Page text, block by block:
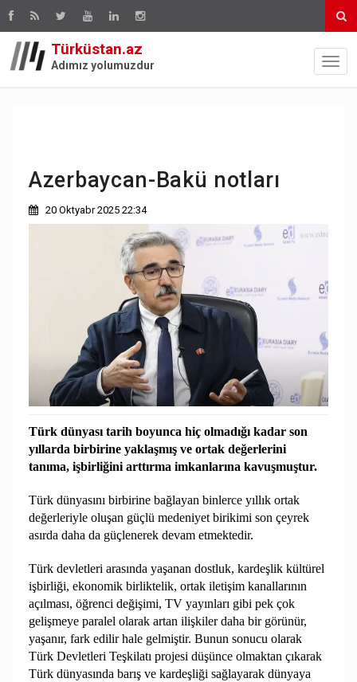
Türküstan.az
Adımız yolumuzdur
Azerbaycan-Bakü notları
20 Oktyabr 2025 22:34
Türk dünyası tarih boyunca hiç olmadığı kadar son
yıllarda birbirine yaklaşmış ve ortak değerlerini
tanıma, işbirliğini arttırma imkanlarına kavuşmuştur.
Türk dünyasını birbirine bağlayan binlerce yıllık ortak
değerleriyle oluşan güçlü medeniyet birikimi son çeyrek
asırda daha da güçlenerek devam etmektedir.
Türk devletleri arasında yaşanan dostluk, kardeşlik kültürel
işbirliği, ekonomik birliktelik, ortak iletişim kanallarının
açılması, öğrenci değişimi, TV yayınları gibi pek çok
gelişmeye paralel olarak artan ilişkiler daha bir görünür,
yaşanır, fark edilir hale gelmiştir. Bunun sonucu olarak
Türk Devletleri Teşkilatı projesi düşünce olmaktan çıkarak
Türk dünyasında barış ve kardeşliği sağlayarak dünyaya